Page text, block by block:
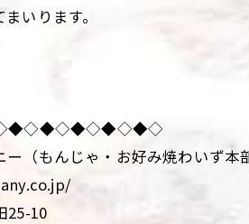
いります。
（もんじゃ・お好み焼わいず本
25-10